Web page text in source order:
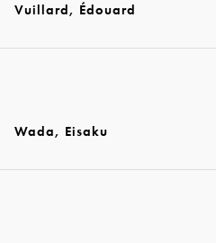
Vuillard, Édouard
Wada, Eisaku